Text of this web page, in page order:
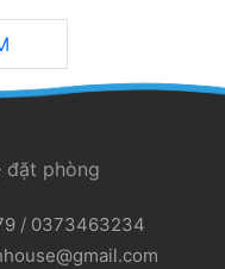
đặt phòng
/ 0373463234